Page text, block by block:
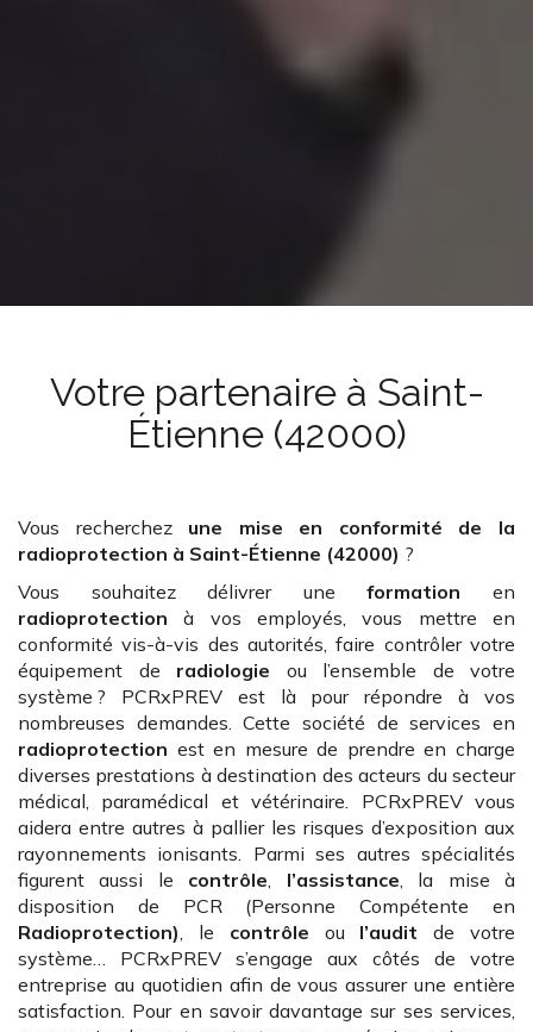
Votre partenaire à Saint-
Étienne (42000)
Vous recherchez une mise en conformité de la
radioprotection à Saint-Étienne (42000) ?
Vous souhaitez délivrer uneformation en
radioprotection à vos employés, vous mettre en
conformité vis-à-vis des autorités, faire contrôler votre
équipement de radiologie ou l’ensemble de votre
système ? PCRxPREV est là pour répondre à vos
nombreuses demandes. Cette société de services en
radioprotection est en mesure de prendre en charge
diverses prestations à destination des acteurs du secteur
médical, paramédical et vétérinaire. PCRxPREV vous
aidera entre autres à pallier les risques d’exposition aux
rayonnements ionisants. Parmi ses autres spécialités
figurent aussi le contrôle l’assistance , la mise à
disposition de PCR (Personne Compétente en
Radioprotection) , le contrôle ou l’audit de votre
système… PCRxPREV s’engage aux côtés de votre
entreprise au quotidien afin de vous assurer une entière
satisfaction. Pour en savoir davantage sur ses services,